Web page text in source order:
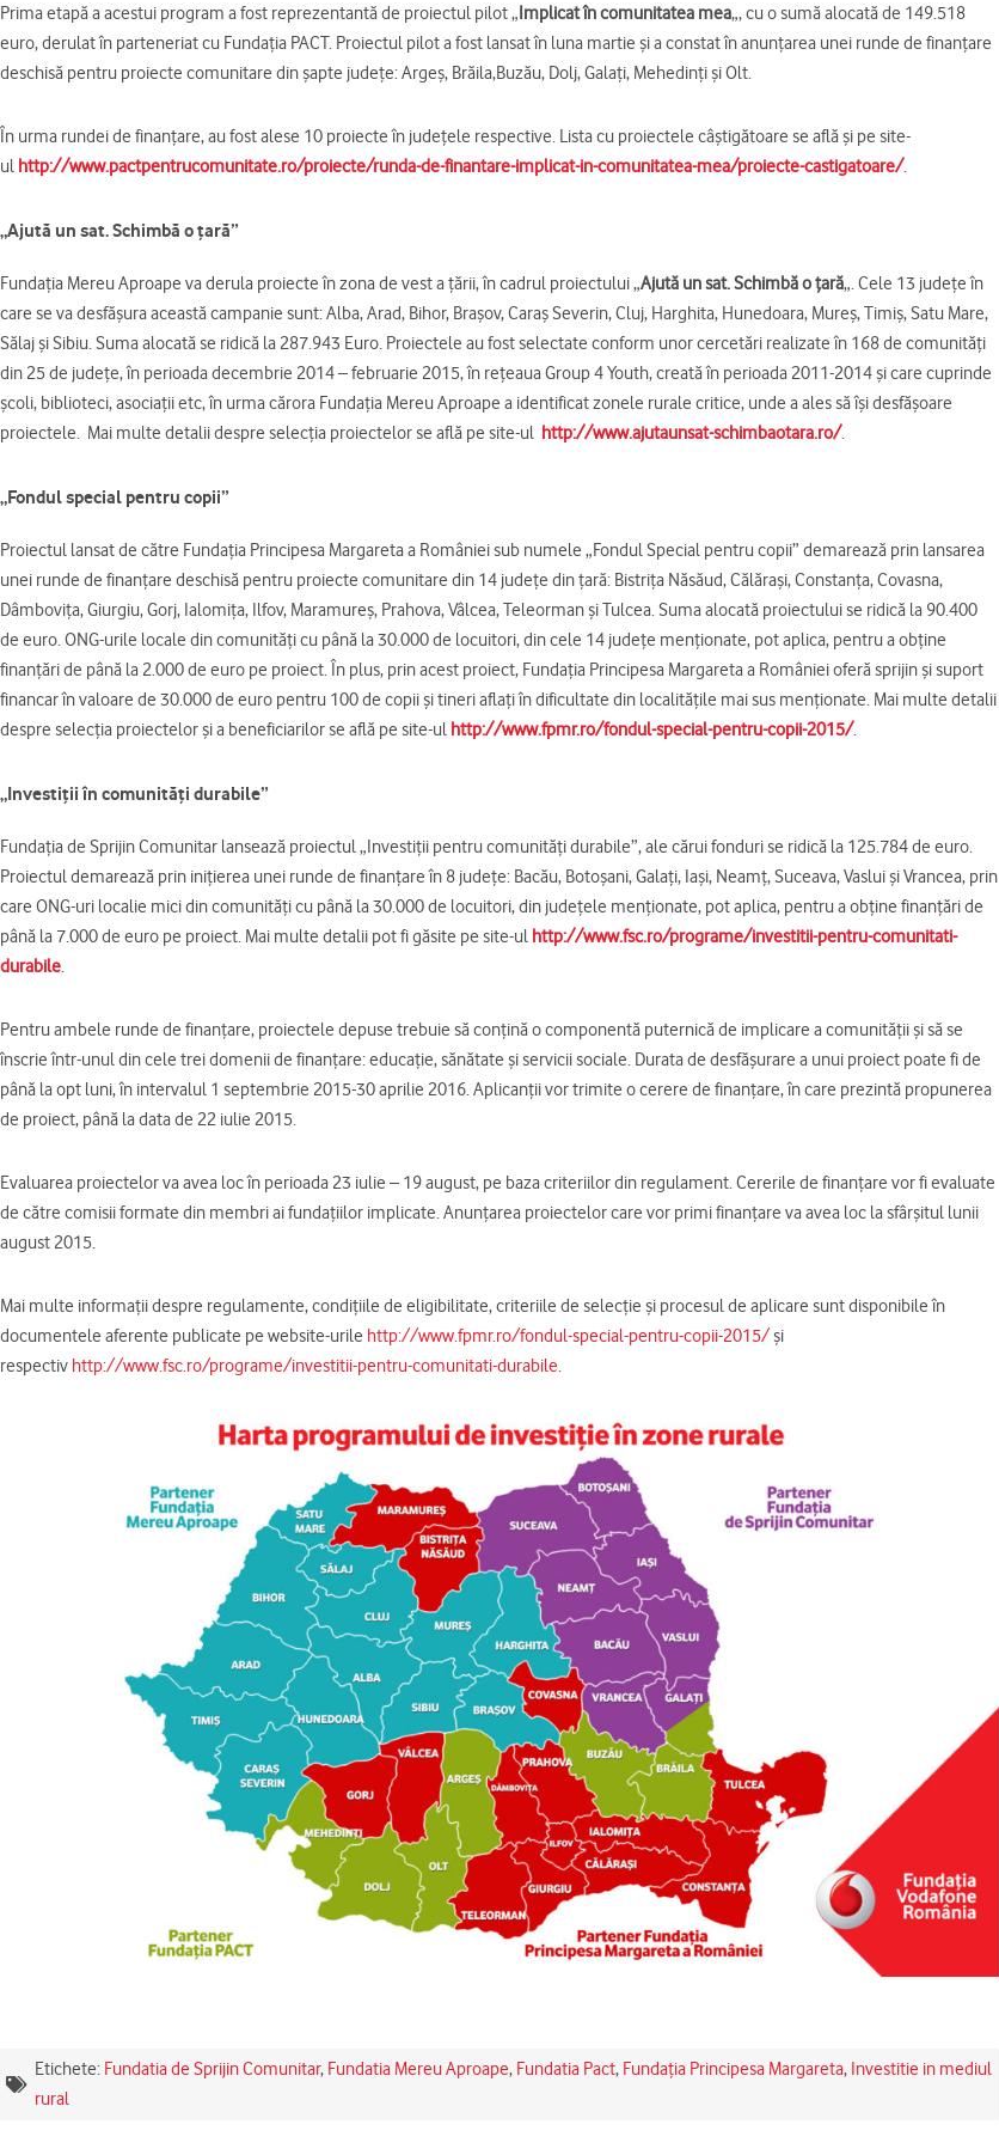
Prima etapă a acestui program a fost reprezentantă de proiectul pilot „Implicat în comunitatea mea„, cu o sumă alocată de 149.518
euro, derulat în parteneriat cu Fundaţia PACT. Proiectul pilot a fost lansat în luna martie şi a constat în anunţarea unei runde de finanţare
deschisă pentru proiecte comunitare din şapte judeţe: Argeş, Brăila,Buzău, Dolj, Galaţi, Mehedinţi şi Olt.
În urma rundei de finanţare, au fost alese 10 proiecte în judeţele respective. Lista cu proiectele câştigătoare se află şi pe site-
ul http://www.pactpentrucomunitate.ro/proiecte/runda-de-finantare-implicat-in-comunitatea-mea/proiecte-castigatoare/.
„Ajută un sat. Schimbă o ţară”
Fundaţia Mereu Aproape va derula proiecte în zona de vest a ţării, în cadrul proiectului „Ajută un sat. Schimbă o ţară„. Cele 13 judeţe în
care se va desfăşura această campanie sunt: Alba, Arad, Bihor, Braşov, Caraş Severin, Cluj, Harghita, Hunedoara, Mureş, Timiş, Satu Mare,
Sălaj şi Sibiu. Suma alocată se ridică la 287.943 Euro. Proiectele au fost selectate conform unor cercetări realizate în 168 de comunităţi
din 25 de judeţe, în perioada decembrie 2014 – februarie 2015, în reţeaua Group 4 Youth, creată în perioada 2011-2014 şi care cuprinde
şcoli, biblioteci, asociaţii etc, în urma cărora Fundaţia Mereu Aproape a identificat zonele rurale critice, unde a ales să îşi desfăşoare
proiectele. Mai multe detalii despre selecţia proiectelor se află pe site-ul http://www.ajutaunsat-schimbaotara.ro/.
„Fondul special pentru copii”
Proiectul lansat de către Fundaţia Principesa Margareta a României sub numele „Fondul Special pentru copii” demarează prin lansarea
unei runde de finanţare deschisă pentru proiecte comunitare din 14 judeţe din ţară: Bistriţa Năsăud, Călăraşi, Constanţa, Covasna,
Dâmboviţa, Giurgiu, Gorj, Ialomiţa, Ilfov, Maramureş, Prahova, Vâlcea, Teleorman şi Tulcea. Suma alocată proiectului se ridică la 90.400
de euro. ONG-urile locale din comunităţi cu până la 30.000 de locuitori, din cele 14 judeţe menţionate, pot aplica, pentru a obţine
finanţări de până la 2.000 de euro pe proiect. În plus, prin acest proiect, Fundaţia Principesa Margareta a României oferă sprijin şi suport
financar în valoare de 30.000 de euro pentru 100 de copii şi tineri aflaţi în dificultate din localităţile mai sus menţionate. Mai multe detalii
despre selecţia proiectelor şi a beneficiarilor se află pe site-ul http://www.fpmr.ro/fondul-special-pentru-copii-2015/.
„Investiţii în comunităţi durabile”
Fundaţia de Sprijin Comunitar lansează proiectul „Investiţii pentru comunităţi durabile”, ale cărui fonduri se ridică la 125.784 de euro.
Proiectul demarează prin iniţierea unei runde de finanţare în 8 judeţe: Bacău, Botoşani, Galaţi, Iaşi, Neamţ, Suceava, Vaslui şi Vrancea, prin
care ONG-uri localie mici din comunităţi cu până la 30.000 de locuitori, din judeţele menţionate, pot aplica, pentru a obţine finanţări de
până la 7.000 de euro pe proiect. Mai multe detalii pot fi găsite pe site-ul http://www.fsc.ro/programe/investitii-pentru-comunitati-
durabile
Pentru ambele runde de finanţare, proiectele depuse trebuie să conţină o componentă puternică de implicare a comunităţii şi să se
înscrie într-unul din cele trei domenii de finanţare: educaţie, sănătate şi servicii sociale. Durata de desfăşurare a unui proiect poate fi de
până la opt luni, în intervalul 1 septembrie 2015-30 aprilie 2016. Aplicanţii vor trimite o cerere de finanţare, în care prezintă propunerea
de proiect, până la data de 22 iulie 2015.
Evaluarea proiectelor va avea loc în perioada 23 iulie – 19 august, pe baza criteriilor din regulament. Cererile de finanţare vor fi evaluate
de către comisii formate din membri ai fundaţiilor implicate. Anunţarea proiectelor care vor primi finanţare va avea loc la sfârşitul lunii
august 2015.
Mai multe informaţii despre regulamente, condiţiile de eligibilitate, criteriile de selecţie şi procesul de aplicare sunt disponibile în
documentele aferente publicate pe website-urile http://www.fpmr.ro/fondul-special-pentru-copii-2015/şi
respectiv http://www.fsc.ro/programe/investitii-pentru-comunitati-durabile
Etichete: Fundatia de Sprijin Comunitar, Fundatia Mereu Aproape, Fundatia Pact, Fundaţia Principesa Margareta, Investitie in mediul
rural